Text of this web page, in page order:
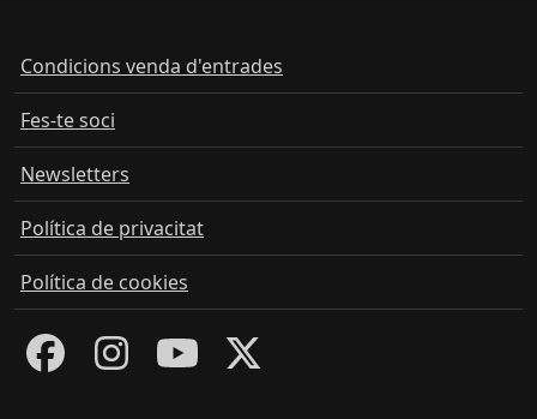
Condicions venda d'entrades
Fes-te soci
Newsletters
Política de privacitat
Política de cookies